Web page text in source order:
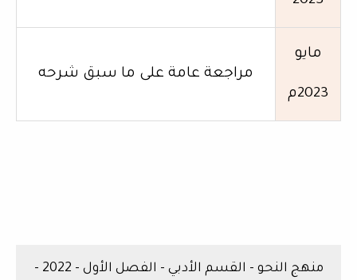
مايو
2023م
مراجعة عامة على ما سبق شرحه
منهج النحو - القسم الأدبي - الفصل الأول - 2022 -